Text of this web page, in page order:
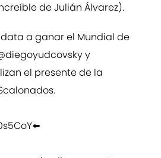
de Julián Álvarez).
a ganar el Mundial de
y
el presente de la
.
⬅️